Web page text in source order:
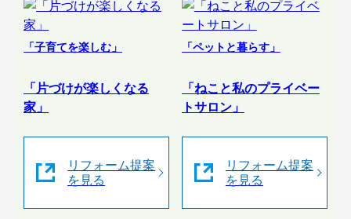
「子育てを楽しむ」
「片づけが楽しくなる
家」
リフォーム提案
を見る
「ペットと暮らす」
「ねこと私のプライベー
トサロン」
リフォーム提案
を見る